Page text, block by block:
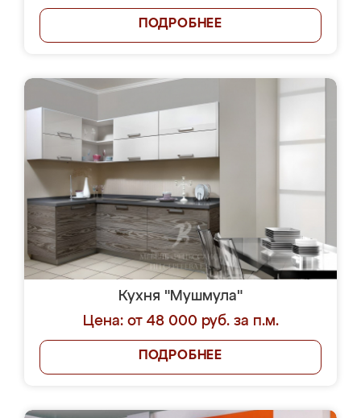
ПОДРОБНЕЕ
Кухня "Мушмула"
Цена: от 48 000 руб. за п.м.
ПОДРОБНЕЕ